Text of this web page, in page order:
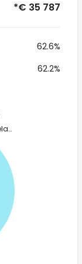
*€ 35 787
62.6%
62.2%
Totale belasting